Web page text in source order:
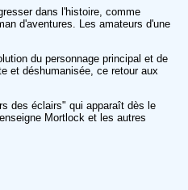
dans l'histoire, comme
d'aventures. Les amateurs d'une
du personnage principal et de
et déshumanisée, ce retour aux
des éclairs" qui apparaît dès le
Mortlock et les autres